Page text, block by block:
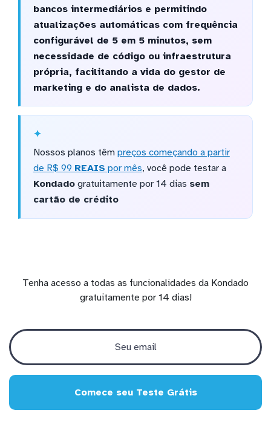
bancos intermediários e permitindo
atualizações automáticas com frequência
configurável de 5 em 5 minutos, sem
necessidade de código ou infraestrutura
própria, facilitando a vida do gestor de
marketing e do analista de dados.
Nossos planos têm preços começando a partir
de R$ 99 REAIS por mês, você pode testar a
Kondadogratuitamente por 14 dias sem
cartão de crédito
Tenha acesso a todas as funcionalidades da Kondado
gratuitamente por 14 dias!
Comece seu Teste Grátis